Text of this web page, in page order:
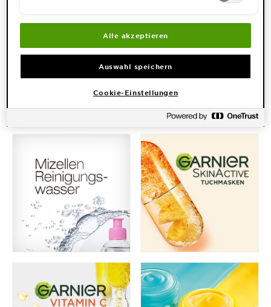
International
Eco
Score
Alle akzeptieren
Auswahl speichern
Cookie-Einstellungen